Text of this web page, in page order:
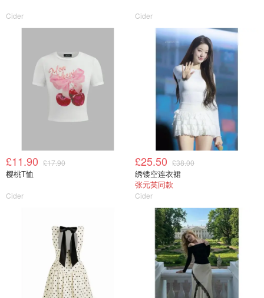
Cider Cider
£11.90 £17.90
樱桃T恤
Cider
£25.50 £38.00
绣镂空连衣裙
张元英同款
Cider